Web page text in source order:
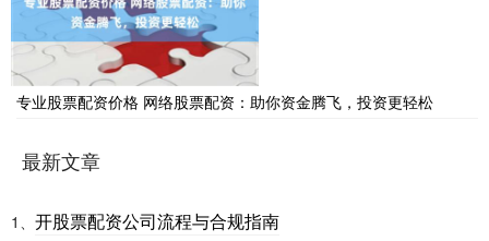
专业股票配资价格 网络股票配资：助你资金腾飞，投资更轻松
最新文章
1、 开股票配资公司流程与合规指南